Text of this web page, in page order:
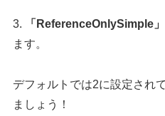
3. 「ReferenceOnlySimple」
ます。
デフォルトでは2に設定され
ましょう！